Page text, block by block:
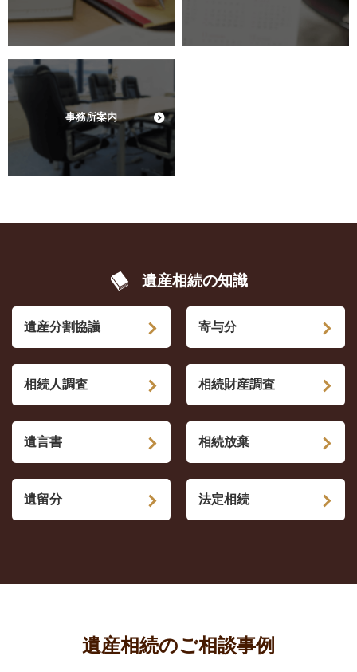
事務所案内
遺産相続の知識
遺産分割協議 寄与分
相続人調査 相続財産調査
遺言書 相続放棄
遺留分 法定相続
遺産相続のご相談事例